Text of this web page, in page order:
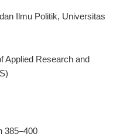
Ilmu Politik, Universitas
Applied Research and
385–400